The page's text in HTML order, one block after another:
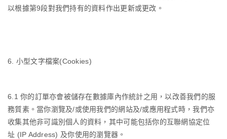
以根據第9段對我們持有的資料作出更新或更改。
6. 小型文字檔案(Cookies)
6.1你的訂單亦會被儲存在數據庫內作統計之用，以改善我們的服
務質素。當你瀏覽及/或使用我們的網站及/或應用程式時，我們亦
收集其他非可識別個人的資料，其中可能包括你的互聯網協定位
址 (IP Address) 及你使用的瀏覽器。